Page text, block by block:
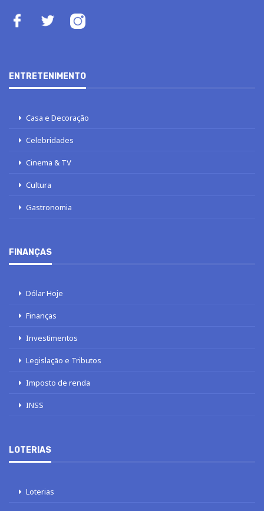
ENTRETENIMENTO
Casa e Decoração
Celebridades
Cinema & TV
Cultura
Gastronomia
FINANÇAS
Dólar Hoje
Finanças
Investimentos
Legislação e Tributos
Imposto de renda
INSS
LOTERIAS
Loterias